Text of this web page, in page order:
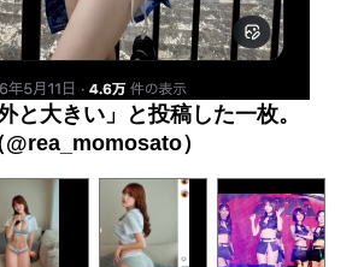
と大きい」と投稿した一枚。
@rea_momosato）